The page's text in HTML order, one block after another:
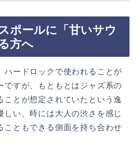
ポールに「甘いサウ
方へ
ハードロックで使われることが
ですが、もともとはジャズ系の
ことが想定されていたという逸
しい、時には大人の渋さを感じ
こともできる側面を持ち合わせ